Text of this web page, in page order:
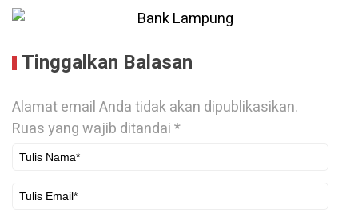
Tinggalkan Balasan
Alamat email Anda tidak akan dipublikasikan.
Ruas yang wajib ditandai*